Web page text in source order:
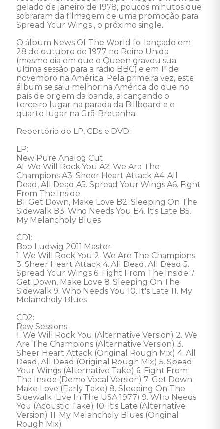
gelado de janeiro de 1978, poucos minutos que
sobraram da filmagem de uma promoção para
Spread Your Wings , o próximo single.
O álbum News Of The World foi lançado em
28 de outubro de 1977 no Reino Unido
(mesmo dia em que o Queen gravou sua
última sessão para a rádio BBC) e em 1º de
novembro na América. Pela primeira vez, este
álbum se saiu melhor na América do que no
país de origem da banda, alcançando o
terceiro lugar na parada da Billboard e o
quarto lugar na Grã-Bretanha.
Repertório do LP, CDs e DVD:
LP:
New Pure Analog Cut
A1. We Will Rock You A2. We Are The
Champions A3. Sheer Heart Attack A4. All
Dead, All Dead A5. Spread Your Wings A6. Fight
From The Inside
B1. Get Down, Make Love B2. Sleeping On The
Sidewalk B3. Who Needs You B4. It's Late B5.
My Melancholy Blues
CD1:
Bob Ludwig 2011 Master
1. We Will Rock You 2. We Are The Champions
3. Sheer Heart Attack 4. All Dead, All Dead 5.
Spread Your Wings 6. Fight From The Inside 7.
Get Down, Make Love 8. Sleeping On The
Sidewalk 9. Who Needs You 10. It's Late 11. My
Melancholy Blues
CD2:
Raw Sessions
1. We Will Rock You (Alternative Version) 2. We
Are The Champions (Alternative Version) 3.
Sheer Heart Attack (Original Rough Mix) 4. All
Dead, All Dead (Original Rough Mix) 5. Spead
Your Wings (Alternative Take) 6. Fight From
The Inside (Demo Vocal Version) 7. Get Down,
Make Love (Early Take) 8. Sleeping On The
Sidewalk (Live In The USA 1977) 9. Who Needs
You (Acoustic Take) 10. It's Late (Alternative
Version) 11. My Melancholy Blues (Original
Rough Mix)